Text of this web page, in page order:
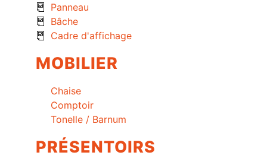
Panneau
Bâche
Cadre d'affichage
MOBILIER
Chaise
Comptoir
Tonelle / Barnum
PRÉSENTOIRS